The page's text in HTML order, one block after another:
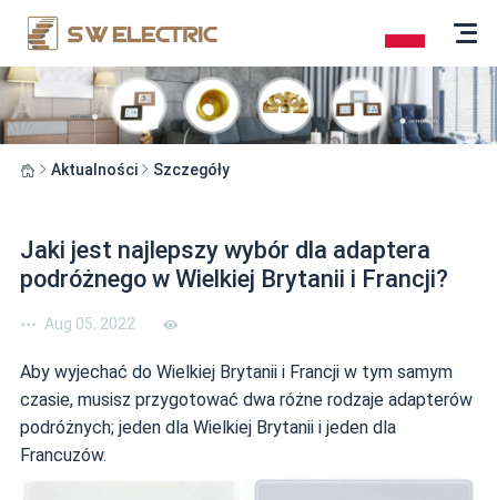
Aktualności Szczegóły
Jaki jest najlepszy wybór dla adaptera
podróżnego w Wielkiej Brytanii i Francji?
Aug 05, 2022
Aby wyjechać do Wielkiej Brytanii i Francji w tym samym
czasie, musisz przygotować dwa różne rodzaje adapterów
podróżnych; jeden dla Wielkiej Brytanii i jeden dla
Francuzów.